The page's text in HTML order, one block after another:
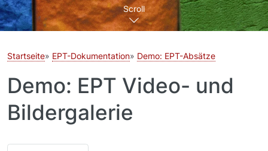
Scroll
Startseite EPT-Dokumentation Demo: EPT-Absätze
Demo: EPT Video- und
Bildergalerie